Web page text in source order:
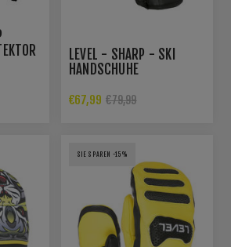
LEVEL - SHARP - SKI
HANDSCHUHE
€67,99 €79,99
SIE SPAREN -15%